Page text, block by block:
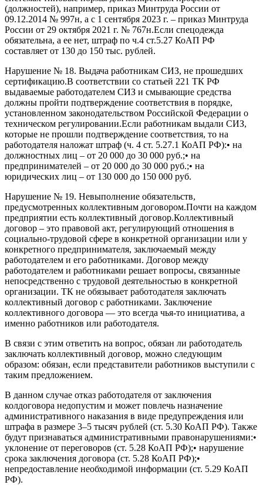
(должностей), например, приказ Минтруда России от
09.12.2014 № 997н, а с 1 сентября 2023 г. – приказ Минтруда
России от 29 октября 2021 г. № 767н.Если спецодежда
обязательна, а ее нет, штраф по ч.4 ст.5.27 КоАП РФ
составляет от 130 до 150 тыс. рублей.
Нарушение № 18. Выдача работникам СИЗ, не прошедших
сертификацию.В соответствии со статьей 221 ТК РФ
выдаваемые работодателем СИЗ и смывающие средства
должны пройти подтверждение соответствия в порядке,
установленном законодательством Российской Федерации о
техническом регулировании.Если работникам выдали СИЗ,
которые не прошли подтверждение соответствия, то на
работодателя наложат штраф (ч. 4 ст. 5.27.1 КоАП РФ):• на
должностных лиц – от 20 000 до 30 000 руб.;• на
предпринимателей – от 20 000 до 30 000 руб.;• на
юридических лиц – от 130 000 до 150 000 руб.
Нарушение № 19. Невыполнение обязательств,
предусмотренных коллективным договором.Почти на каждом
предприятии есть коллективный договор.Коллективный
договор – это правовой акт, регулирующий отношения в
социально-трудовой сфере в конкретной организации или у
конкретного предпринимателя, заключаемый между
работодателем и его работниками. Договор между
работодателем и работниками решает вопросы, связанные
непосредственно с трудовой деятельностью в конкретной
организации. ТК не обязывает работодателя заключать
коллективный договор с работниками. Заключение
коллективного договора — это всегда чья-то инициатива, а
именно работников или работодателя.
В связи с этим ответить на вопрос, обязан ли работодатель
заключать коллективный договор, можно следующим
образом: обязан, если представители работников выступили с
таким предложением.
В данном случае отказ работодателя от заключения
колдоговора недопустим и может повлечь назначение
административного наказания в виде предупреждения или
штрафа в размере 3–5 тысяч рублей (ст. 5.30 КоАП РФ). Также
будут признаваться административными правонарушениями:•
уклонение от переговоров (ст. 5.28 КоАП РФ);• нарушение
срока заключения договора (ст. 5.28 КоАП РФ);•
непредоставление необходимой информации (ст. 5.29 КоАП
РФ).